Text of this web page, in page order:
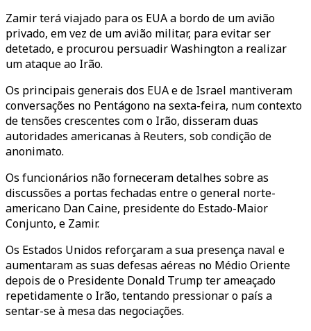
Zamir terá viajado para os EUA a bordo de um avião
privado, em vez de um avião militar, para evitar ser
detetado, e procurou persuadir Washington a realizar
um ataque ao Irão.
Os principais generais dos EUA e de Israel mantiveram
conversações no Pentágono na sexta-feira, num contexto
de tensões crescentes com o Irão, disseram duas
autoridades americanas à Reuters, sob condição de
anonimato.
Os funcionários não forneceram detalhes sobre as
discussões a portas fechadas entre o general norte-
americano Dan Caine, presidente do Estado-Maior
Conjunto, e Zamir.
Os Estados Unidos reforçaram a sua presença naval e
aumentaram as suas defesas aéreas no Médio Oriente
depois de o Presidente Donald Trump ter ameaçado
repetidamente o Irão, tentando pressionar o país a
sentar-se à mesa das negociações.